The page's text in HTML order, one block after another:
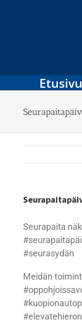
Etusivu
Seurapaita
#seurasydän
Meidän